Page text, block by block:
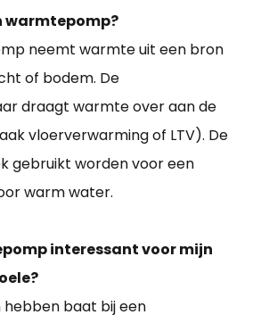
warmtepomp?
neemt warmte uit een bron
of bodem. De
draagt warmte over aan de
vloerverwarming of LTV). De
gebruikt worden voor een
warm water.
interessant voor mijn
hebben baat bij een